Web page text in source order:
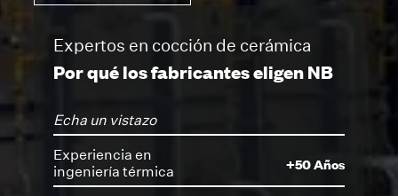
Expertos en cocción de cerámica
Por qué los fabricantes eligen NB
Echa un vistazo
Experiencia en
ingeniería térmica
+50 Años